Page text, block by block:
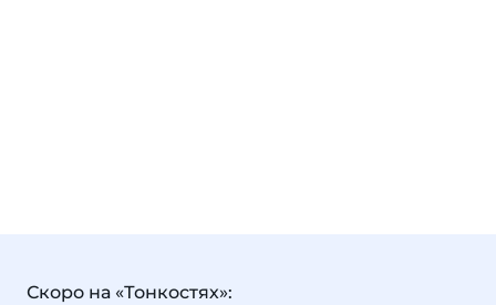
Скоро на «Тонкостях»: